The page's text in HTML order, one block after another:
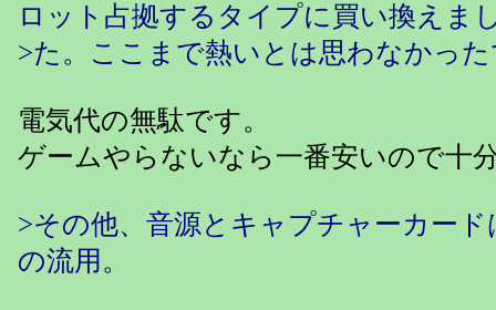
ロット占拠するタイプに買い換えま
>た。ここまで熱いとは思わなかっ
電気代の無駄です。
ゲームやらないなら一番安いので十
>その他、音源とキャプチャーカー
の流用。